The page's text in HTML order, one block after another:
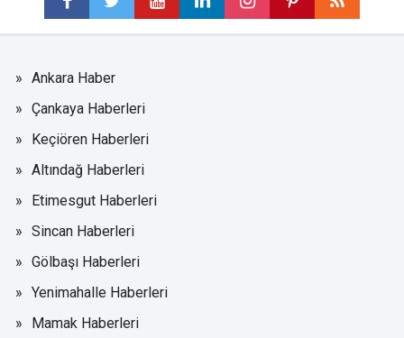
Ankara Haber
Çankaya Haberleri
Keçiören Haberleri
Altındağ Haberleri
Etimesgut Haberleri
Sincan Haberleri
Gölbaşı Haberleri
Yenimahalle Haberleri
Mamak Haberleri